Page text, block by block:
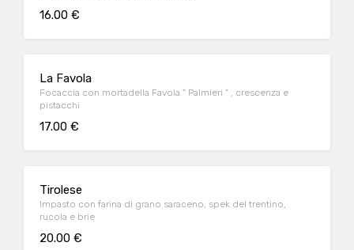
16.00 €
La Favola
Focaccia con mortadella Favola " Palmieri " , crescenza e
pistacchi
17.00 €
Tirolese
Impasto con farina di grano saraceno, spek del trentino,
rucola e brie
20.00 €